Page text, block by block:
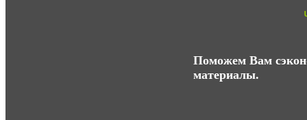
Поможем Вам
материалы.